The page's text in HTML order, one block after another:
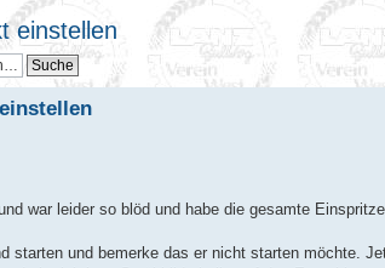
einstellen
war leider so blöd und habe die gesamte
starten und bemerke das er nicht starten möchte.